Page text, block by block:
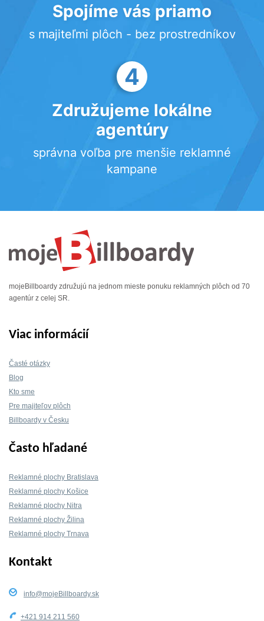
Spojíme vás priamo
s majiteľmi plôch - bez prostredníkov
4
Združujeme lokálne
agentúry
správna voľba pre menšie reklamné
kampane
mojeBillboardy združujú na jednom mieste ponuku reklamných plôch od 70
agentúr z celej SR.
Viac informácií
Časté otázky
Blog
Kto sme
Pre majiteľov plôch
Billboardy v Česku
Často hľadané
Reklamné plochy Bratislava
Reklamné plochy Košice
Reklamné plochy Nitra
Reklamné plochy Žilina
Reklamné plochy Trnava
Kontakt
info@mojeBillboardy.sk
+421 914 211 560